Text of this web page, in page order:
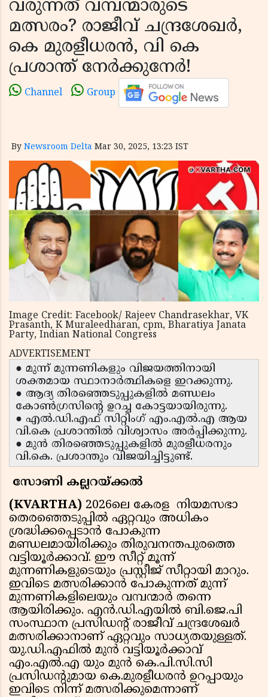
വരുന്നത് വമ്പന്മാരുടെ
മത്സരം? രാജീവ് ചന്ദ്രശേഖർ,
കെ മുരളീധരൻ, വി കെ
പ്രശാന്ത് നേർക്കുനേർ!
Channel Group
By Newsroom Delta Mar 30, 2025, 13:23 IST
Image Credit: Facebook/ Rajeev Chandrasekhar, VK
Prasanth, K Muraleedharan, cpm, Bharatiya Janata
Party, Indian National Congress
ADVERTISEMENT
● മുന്ന് മുന്നണികളും വിജയത്തിനായി
ശക്തമായ സ്ഥാനാർത്ഥികളെ ഇറക്കുന്നു.
● ആദ്യ തിരഞ്ഞെടുപ്പുകളിൽ മണ്ഡലം
കോൺഗ്രസിന്റെ ഉറച്ച കോട്ടയായിരുന്നു.
● എൽ.ഡി.എഫ് സിറ്റിംഗ് എം.എൽ.എ ആയ
വി.കെ പ്രശാന്തിൽ വിശ്വാസം അർപ്പിക്കുന്നു.
● മുൻ തിരഞ്ഞെടുപ്പുകളിൽ മുരളീധരനും
വി.കെ. പ്രശാന്തും വിജയിച്ചിട്ടുണ്ട്.
സോണി കല്ലറയ്ക്കൽ
(KVARTHA) 2026ലെ കേരള നിയമസഭാ
തെരഞ്ഞെടുപ്പിൽ ഏറ്റവും അധികം
ശ്രദ്ധിക്കപ്പെടാൻ പോകുന്ന
മണ്ഡലമായിരിക്കും തിരുവനന്തപുരത്തെ
വട്ടിയൂർക്കാവ്. ഈ സീറ്റ് മൂന്ന്
മുന്നണികളുടെയും പ്രസ്റ്റീജ് സീറ്റായി മാറും.
ഇവിടെ മത്സരിക്കാൻ പോകുന്നത് മുന്ന്
മുന്നണികളിലെയും വമ്പന്മാർ തന്നെ
ആയിരിക്കും. എൻ.ഡി.എയിൽ ബി.ജെ.പി
സംസ്ഥാന പ്രസിഡൻ്റ് രാജീവ് ചന്ദ്രശേഖർ
മത്സരിക്കാനാണ് ഏറ്റവും സാധ്യതയുള്ളത്.
യു.ഡി.എഫിൽ മുൻ വട്ടിയൂർക്കാവ്
എം.എൽ.എ യും മുൻ കെ.പി.സി.സി
പ്രസിഡൻ്റുമായ കെ.മുരളീധരൻ ഉറപ്പായും
ഇവിടെ നിന്ന് മത്സരിക്കുമെന്നാണ്